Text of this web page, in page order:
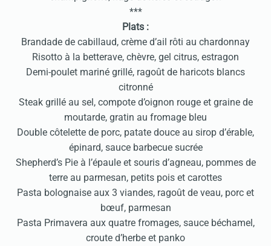
***
Plats :
Brandade de cabillaud, crème d’ail rôti au chardonnay
Risotto à la betterave, chèvre, gel citrus, estragon
Demi-poulet mariné grillé, ragoût de haricots blancs
citronné
Steak grillé au sel, compote d’oignon rouge et graine de
moutarde, gratin au fromage bleu
Double côtelette de porc, patate douce au sirop d’érable,
épinard, sauce barbecue sucrée
Shepherd’s Pie à l’épaule et souris d’agneau, pommes de
terre au parmesan, petits pois et carottes
Pasta bolognaise aux 3 viandes, ragoût de veau, porc et
bœuf, parmesan
Pasta Primavera aux quatre fromages, sauce béchamel,
croute d’herbe et panko